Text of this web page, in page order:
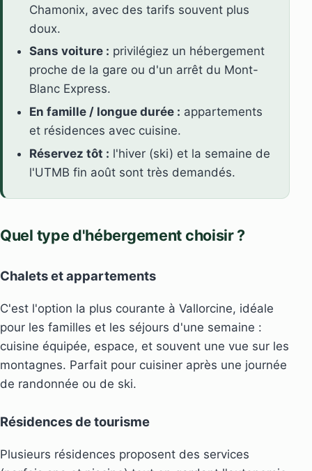
Chamonix, avec des tarifs souvent plus
doux.
Sans voiture : privilégiez un hébergement
proche de la gare ou d'un arrêt du Mont-
Blanc Express.
En famille / longue durée : appartements
et résidences avec cuisine.
Réservez tôt : l'hiver (ski) et la semaine de
l'UTMB fin août sont très demandés.
Quel type d'hébergement choisir ?
Chalets et appartements
C'est l'option la plus courante à Vallorcine, idéale
pour les familles et les séjours d'une semaine :
cuisine équipée, espace, et souvent une vue sur les
montagnes. Parfait pour cuisiner après une journée
de randonnée ou de ski.
Résidences de tourisme
Plusieurs résidences proposent des services